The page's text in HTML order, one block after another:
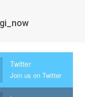
Twitter
Join us on Twitter